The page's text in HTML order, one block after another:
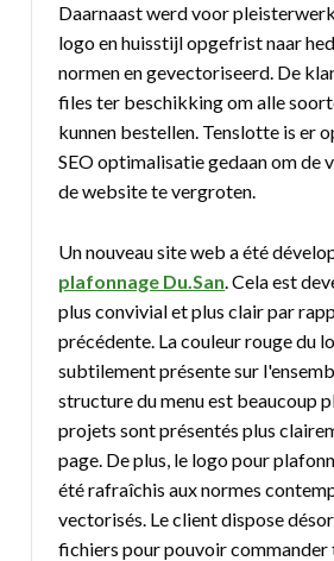
Daarnaast werd voor
logo en huisstijl opgefrist naar
normen en gevectoriseerd. De
files ter beschikking om alle
kunnen bestellen. Tenslotte is er
SEO optimalisatie gedaan om de
de website te vergroten.
Un nouveau site web a été
plafonnage Du.San. Cela est
plus convivial et plus clair par
précédente. La couleur rouge du
subtilement présente sur
structure du menu est beaucoup
projets sont présentés plus
page. De plus, le logo pour
été rafraîchis aux normes
vectorisés. Le client dispose
fichiers pour pouvoir commander